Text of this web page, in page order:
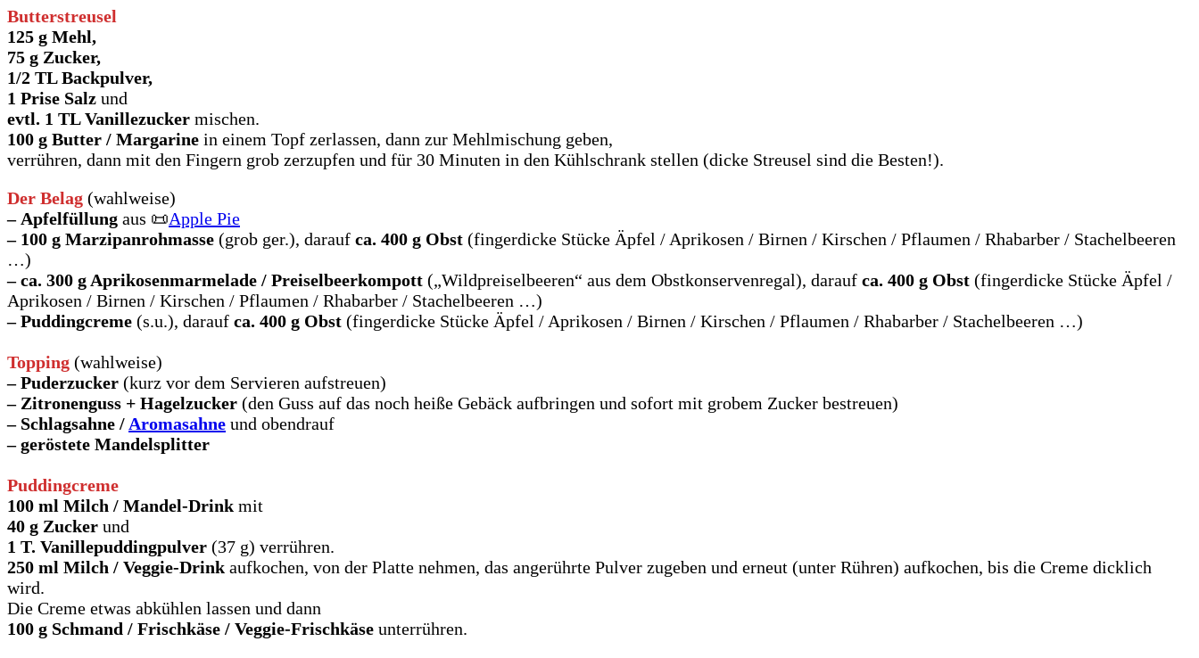
Butterstreusel
125 g Mehl,
75 g Zucker,
1/2 TL Backpulver,
1 Prise Salz und
evtl. 1 TL Vanillezucker mischen.
100 g Butter / Margarine in einem Topf zerlassen, dann zur Mehlmischung geben,
verrühren, dann mit den Fingern grob zerzupfen und für 30 Minuten in den Kühlschrank stellen (dicke Streusel sind die Besten!).
Der Belag (wahlweise)
– Apfelfüllung aus 📜Apple Pie
– 100 g Marzipanrohmasse (grob ger.), darauf ca. 400 g Obst (fingerdicke Stücke Äpfel / Aprikosen / Birnen / Kirschen / Pflaumen / Rhabarber / Stachelbeeren
…)
– ca. 300 g Aprikosenmarmelade / Preiselbeerkompott („Wildpreiselbeeren“ aus dem Obstkonservenregal), darauf ca. 400 g Obst (fingerdicke Stücke Äpfel /
Aprikosen / Birnen / Kirschen / Pflaumen / Rhabarber / Stachelbeeren …)
– Puddingcreme (s.u.), darauf ca. 400 g Obst (fingerdicke Stücke Äpfel / Aprikosen / Birnen / Kirschen / Pflaumen / Rhabarber / Stachelbeeren …)
Topping (wahlweise)
– Puderzucker (kurz vor dem Servieren aufstreuen)
– Zitronenguss + Hagelzucker (den Guss auf das noch heiße Gebäck aufbringen und sofort mit grobem Zucker bestreuen)
– Schlagsahne / Aromasahne und obendrauf
– geröstete Mandelsplitter
Puddingcreme
100 ml Milch / Mandel-Drink mit
40 g Zucker und
1 T. Vanillepuddingpulver (37 g) verrühren.
250 ml Milch / Veggie-Drink aufkochen, von der Platte nehmen, das angerührte Pulver zugeben und erneut (unter Rühren) aufkochen, bis die Creme dicklich
wird.
Die Creme etwas abkühlen lassen und dann
100 g Schmand / Frischkäse / Veggie-Frischkäse unterrühren.